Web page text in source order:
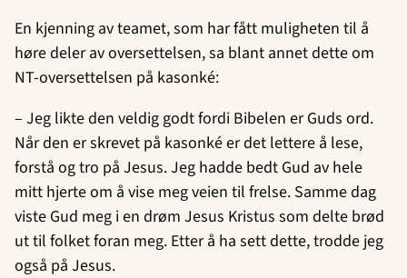
En kjenning av teamet, som har fått muligheten til å
høre deler av oversettelsen, sa blant annet dette om
NT-oversettelsen på kasonké:
– Jeg likte den veldig godt fordi Bibelen er Guds ord.
Når den er skrevet på kasonké er det lettere å lese,
forstå og tro på Jesus. Jeg hadde bedt Gud av hele
mitt hjerte om å vise meg veien til frelse. Samme dag
viste Gud meg i en drøm Jesus Kristus som delte brød
ut til folket foran meg. Etter å ha sett dette, trodde jeg
også på Jesus.